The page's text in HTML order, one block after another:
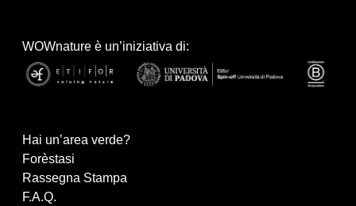
WOWnature è un’iniziativa di:
Hai un’area verde?
Forèstasi
Rassegna Stampa
F.A.Q.